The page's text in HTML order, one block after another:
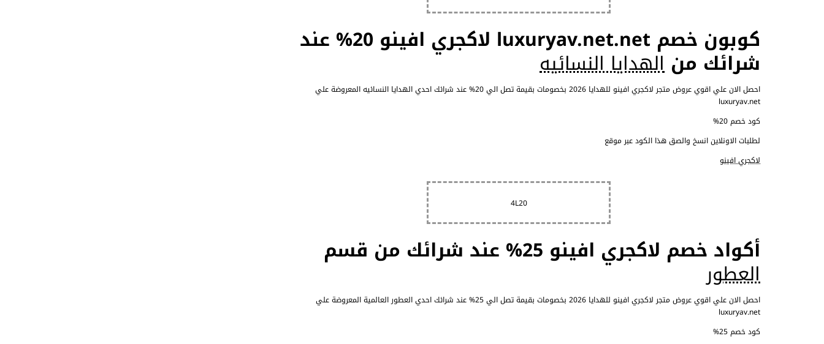
كوبون خصم luxuryav.net.net لاكجري افينو 20% عند
شرائك من الهدايا النسائيه
احصل الان علي اقوي عروض متجر لاكجري افينو للهدايا 2026 بخصومات بقيمة تصل الي 20% عند شرائك احدي الهدايا النسائيه المعروضة علي
luxuryav.net
كود خصم 20%
لطلبات الاونلاين انسخ والصق هذا الكود عبر موقع
لاكجري افينو
4L20
أكواد خصم لاكجري افينو 25% عند شرائك من قسم
العطور
احصل الان علي اقوي عروض متجر لاكجري افينو للهدايا 2026 بخصومات بقيمة تصل الي 25% عند شرائك احدي العطور العالمية المعروضة علي
luxuryav.net
كود خصم 25%